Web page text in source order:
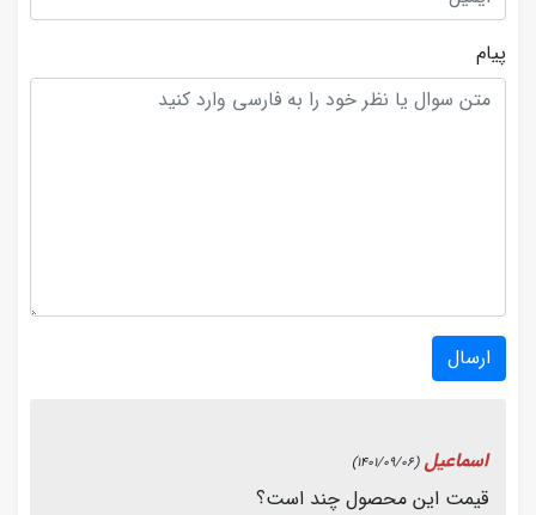
پیام
ارسال
اسماعیل (1401/09/06)
قیمت این محصول چند است؟